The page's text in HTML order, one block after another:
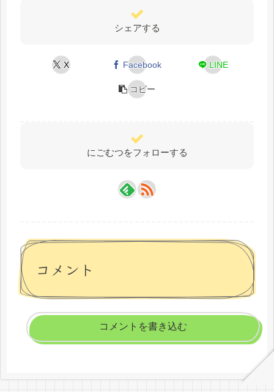
シェアする
X Facebook LINE
コピー
にごむつをフォローする
コメント
コメントを書き込む